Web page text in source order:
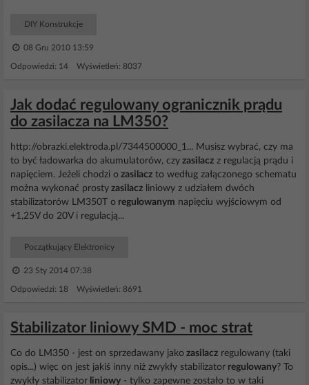
DIY Konstrukcje
08 Gru 2010 13:59
Odpowiedzi: 14 Wyświetleń: 8037
Jak dodać regulowany ogranicznik prądu
do zasilacza na LM350?
http://obrazki.elektroda.pl/7344500000_1... Musisz wybrać, czy ma
to być ładowarka do akumulatorów, czy zasilacz z regulacją prądu i
napięciem. Jeżeli chodzi o zasilacz to według załączonego schematu
można wykonać prosty zasilacz liniowy z udziałem dwóch
stabilizatorów LM350T o regulowanym napięciu wyjściowym od
+1,25V do 20V i regulacją...
Początkujący Elektronicy
23 Sty 2014 07:38
Odpowiedzi: 18 Wyświetleń: 8691
Stabilizator liniowy SMD - moc strat
Co do LM350 - jest on sprzedawany jako zasilacz regulowany (taki
opis...) więc on jest jakiś inny niż zwykły stabilizator regulowany? To
zwykły stabilizator liniowy - tylko zapewne zostało to w taki